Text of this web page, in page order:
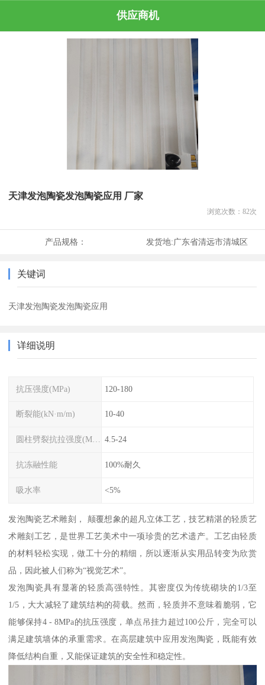
供应商机
天津发泡陶瓷发泡陶瓷应用 厂家
浏览次数： 82次
产品规格： 发货地:广东省清远市清城区
关键词
天津发泡陶瓷发泡陶瓷应用
详细说明
抗压强度(MPa) 120-180
断裂能(kN·m/m) 10-40
圆柱劈裂抗拉强度(MPa) 4.5-24
抗冻融性能 100%耐久
吸水率 <5%
发泡陶瓷艺术雕刻， 颠覆想象的超凡立体工艺，技艺精湛的轻质艺
术雕刻工艺，是世界工艺美术中一项珍贵的艺术遗产。工艺由轻质
的材料轻松实现，做工十分的精细，所以逐渐从实用品转变为欣赏
品，因此被人们称为“视觉艺术”。
发泡陶瓷具有显著的轻质高强特性。其密度仅为传统砌块的1/3至
1/5，大大减轻了建筑结构的荷载。然而，轻质并不意味着脆弱，它
能够保持4 - 8MPa的抗压强度，单点吊挂力超过100公斤，完全可以
满足建筑墙体的承重需求。在高层建筑中应用发泡陶瓷，既能有效
降低结构自重，又能保证建筑的安全性和稳定性。